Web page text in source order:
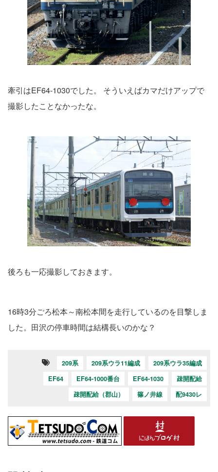
牽引はEF64-1030でした。 そういえばカマだけアップで
撮影したことなかったな。
後ろも一応撮影しておきます。
16時3分ごろ松本～南松本間を走行しているのを目撃しま
した。田沢の停車時間は結構長いのかな？
209系 209系ウラ11編成
209系ウラ35編成
EF64
EF64-1000番台 EF64-1030
疎開配給
疎開配給（郡山）
篠ノ井線 配9430レ